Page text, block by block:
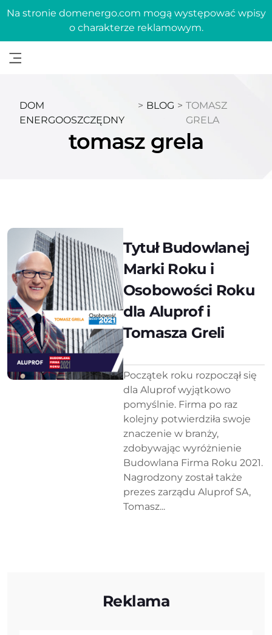
Na stronie domenergo.com mogą występować wpisy
o charakterze reklamowym.
DOM
ENERGOOSZCZĘDNY
> BLOG > TOMASZ
GRELA
tomasz grela
Tytuł Budowlanej
Marki Roku i
Osobowości Roku
dla Aluprof i
Tomasza Greli
Początek roku rozpoczął się
dla Aluprof wyjątkowo
pomyślnie. Firma po raz
kolejny potwierdziła swoje
znaczenie w branży,
zdobywając wyróżnienie
Budowlana Firma Roku 2021.
Nagrodzony został także
prezes zarządu Aluprof SA,
Tomasz...
Reklama